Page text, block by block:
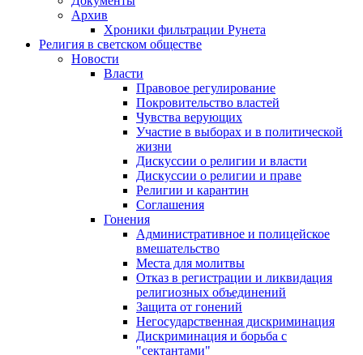
Архив
Хроники фильтрации Рунета
Религия в светском обществе
Новости
Власти
Правовое регулирование
Покровительство властей
Чувства верующих
Участие в выборах и в политической
жизни
Дискуссии о религии и власти
Дискуссии о религии и праве
Религии и карантин
Соглашения
Гонения
Административное и полицейское
вмешательство
Места для молитвы
Отказ в регистрации и ликвидация
религиозных объединений
Защита от гонений
Негосударственная дискриминация
Дискриминация и борьба с
"сектантами"